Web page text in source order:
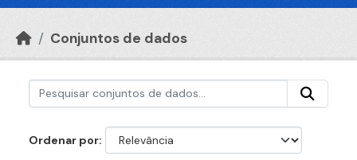
Conjuntos de dados
Ordenar por